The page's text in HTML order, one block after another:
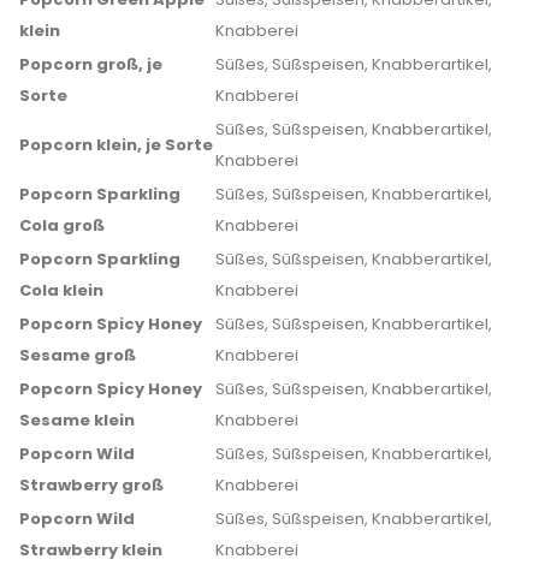
klein
Knabberei
Popcorn groß, je
Sorte
Süßes, Süßspeisen, Knabberartikel,
Knabberei
Popcorn klein, je Sorte
Süßes, Süßspeisen, Knabberartikel,
Knabberei
Popcorn Sparkling
Cola groß
Süßes, Süßspeisen, Knabberartikel,
Knabberei
Popcorn Sparkling
Cola klein
Süßes, Süßspeisen, Knabberartikel,
Knabberei
Popcorn Spicy Honey
Sesame groß
Süßes, Süßspeisen, Knabberartikel,
Knabberei
Popcorn Spicy Honey
Sesame klein
Süßes, Süßspeisen, Knabberartikel,
Knabberei
Popcorn Wild
Strawberry groß
Süßes, Süßspeisen, Knabberartikel,
Knabberei
Popcorn Wild
Strawberry klein
Süßes, Süßspeisen, Knabberartikel,
Knabberei